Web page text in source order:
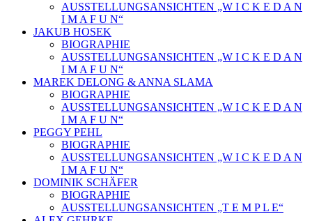
AUSSTELLUNGSANSICHTEN „W I C K E D A N
I M A F U N“
JAKUB HOSEK
BIOGRAPHIE
AUSSTELLUNGSANSICHTEN „W I C K E D A N
I M A F U N“
MAREK DELONG & ANNA SLAMA
BIOGRAPHIE
AUSSTELLUNGSANSICHTEN „W I C K E D A N
I M A F U N“
PEGGY PEHL
BIOGRAPHIE
AUSSTELLUNGSANSICHTEN „W I C K E D A N
I M A F U N“
DOMINIK SCHÄFER
BIOGRAPHIE
AUSSTELLUNGSANSICHTEN „T E M P L E“